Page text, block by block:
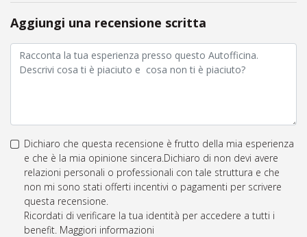
Aggiungi una recensione scritta
Dichiaro che questa recensione è frutto della mia esperienza
e che è la mia opinione sincera.Dichiaro di non devi avere
relazioni personali o professionali con tale struttura e che
non mi sono stati offerti incentivi o pagamenti per scrivere
questa recensione.
Ricordati di verificare la tua identità per accedere a tutti i
benefit. Maggiori informazioni